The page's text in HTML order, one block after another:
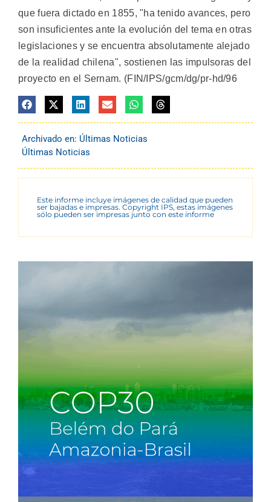
que fuera dictado en 1855, "ha tenido avances, pero
son insuficientes ante la evolución del tema en otras
legislaciones y se encuentra absolutamente alejado
de la realidad chilena", sostienen las impulsoras del
proyecto en el Sernam. (FIN/IPS/gcm/dg/pr-hd/96
Archivado en: Últimas Noticias
Últimas Noticias
Este informe incluye imágenes de calidad que pueden
ser bajadas e impresas. Copyright IPS, estas imágenes
sólo pueden ser impresas junto con este informe